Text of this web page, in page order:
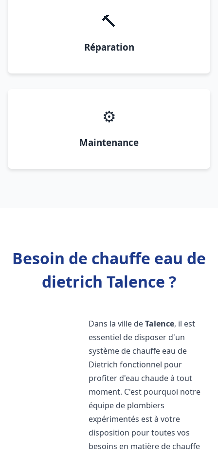
🔨
Réparation
⚙️
Maintenance
Besoin de chauffe eau de
dietrich Talence ?
Dans la ville deTalence, il est
essentiel de disposer d'un
système de chauffe eau de
Dietrich fonctionnel pour
profiter d'eau chaude à tout
moment. C'est pourquoi notre
équipe de plombiers
expérimentés est à votre
disposition pour toutes vos
besoins en matière de chauffe